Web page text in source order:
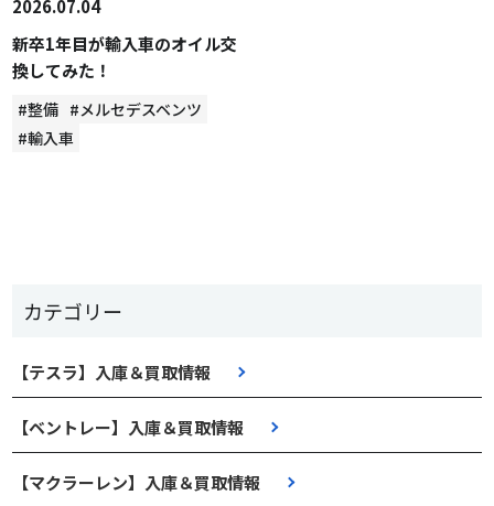
カテゴリー
【テスラ】入庫＆買取情報
【ベントレー】入庫＆買取情報
【マクラーレン】入庫＆買取情報
2026.07.04
新卒1年目が輸入車のオイル交
換してみた！
#整備 #メルセデスベンツ
#輸入車